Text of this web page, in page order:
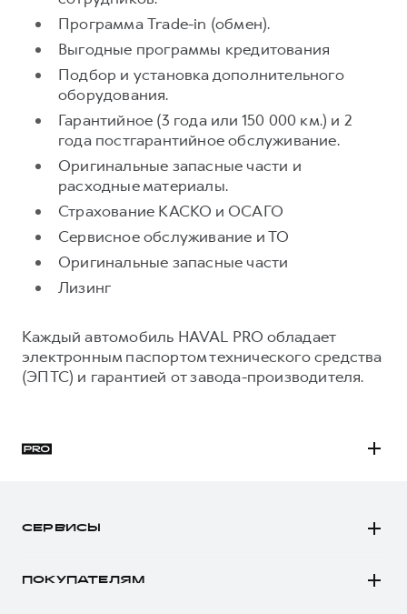
КОРПОРАТИВНЫМ КЛИЕНТАМ
Для малого бизнеса
Корпоративным клиентам
Крупным корпоративным клиентам
Система управления автопарком GWM Fleet
Сервис для корпоративных клиентов
HAVAL Лизинг
АКСЕССУАРЫ HAVAL
Автомобильные аксессуары
Коллекция PRO
Коллекция Базовая
GWM Безопасность
Мобильное приложение GWM
Программа «HAVAL Защита+»
Руководства по эксплуатации
Подписки
АКСЕССУАРЫ HAVAL
Автомобильные аксессуары
Коллекция PRO
Коллекция Базовая
Коллекция Детская
Программа Trade-in (обмен).
Выгодные программы кредитования
Подбор и установка дополнительного
оборудования.
Гарантийное (3 года или 150 000 км.) и 2
года постгарантийное обслуживание.
Оригинальные запасные части и
расходные материалы.
Страхование КАСКО и ОСАГО
Сервисное обслуживание и ТО
Оригинальные запасные части
Лизинг
Каждый автомобиль HAVAL PRO обладает
электронным паспортом технического средства
(ЭПТС) и гарантией от завода-производителя.
СЕРВИСЫ
ПОКУПАТЕЛЯМ